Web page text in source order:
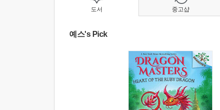
도서
예스's Pick
중고샵